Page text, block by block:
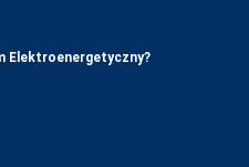
Elektroenergetyczny?